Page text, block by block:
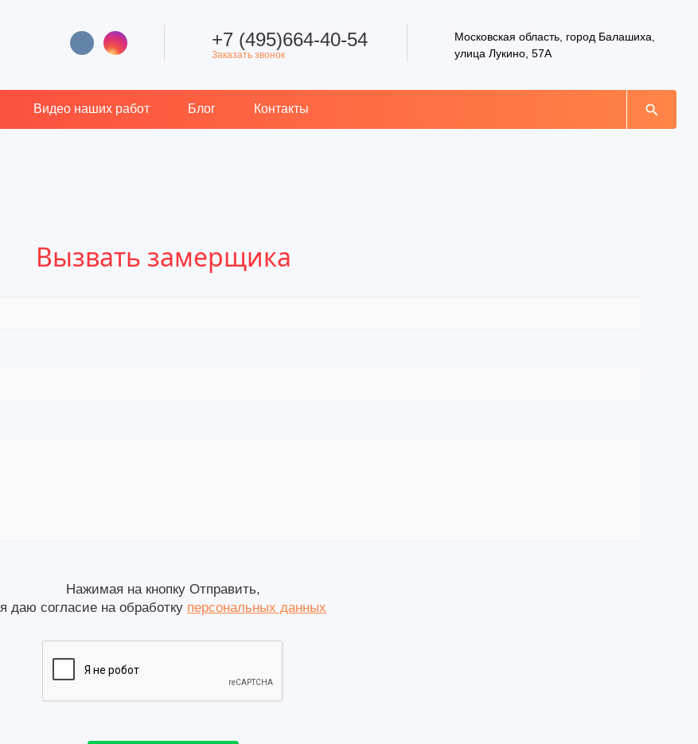
+7 (495)664-40-54
Заказать звонок
Московская область, город Балашиха,
улица Лукино, 57А
Видео наших работ Блог Контакты
Вызвать замерщика
Нажимая на кнопку Отправить,
я даю согласие на обработку персональных данных